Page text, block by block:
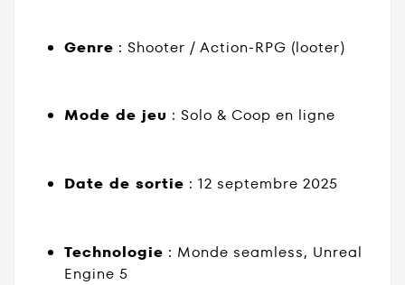
Genre : Shooter / Action-RPG (looter)
Mode de jeu : Solo & Coop en ligne
Date de sortie : 12 septembre 2025
Technologie : Monde seamless, Unreal
Engine 5